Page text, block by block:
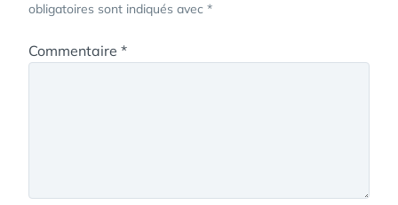
obligatoires sont indiqués avec *
Commentaire *